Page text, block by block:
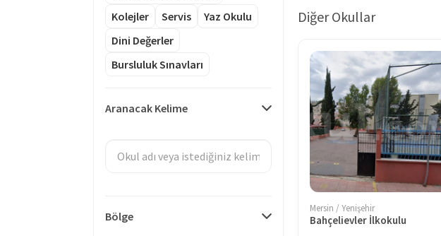
Kolejler
Servis
Yaz Okulu
Dini Değerler
Bursluluk Sınavları
Aranacak Kelime
Bölge
Diğer Okullar
Mersin / Yenişehir
Bahçelievler İlkokulu